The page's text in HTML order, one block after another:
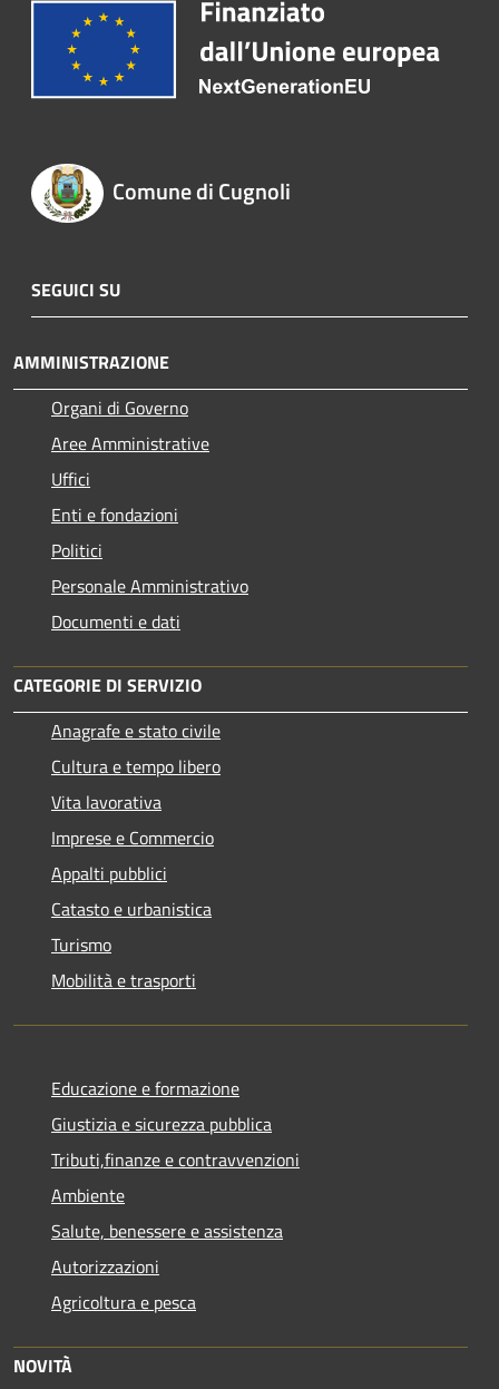
Comune di Cugnoli
SEGUICI SU
AMMINISTRAZIONE
Organi di Governo
Aree Amministrative
Uffici
Enti e fondazioni
Politici
Personale Amministrativo
Documenti e dati
CATEGORIE DI SERVIZIO
Anagrafe e stato civile
Cultura e tempo libero
Vita lavorativa
Imprese e Commercio
Appalti pubblici
Catasto e urbanistica
Turismo
Mobilità e trasporti
Educazione e formazione
Giustizia e sicurezza pubblica
Tributi,finanze e contravvenzioni
Ambiente
Salute, benessere e assistenza
Autorizzazioni
Agricoltura e pesca
NOVITÀ